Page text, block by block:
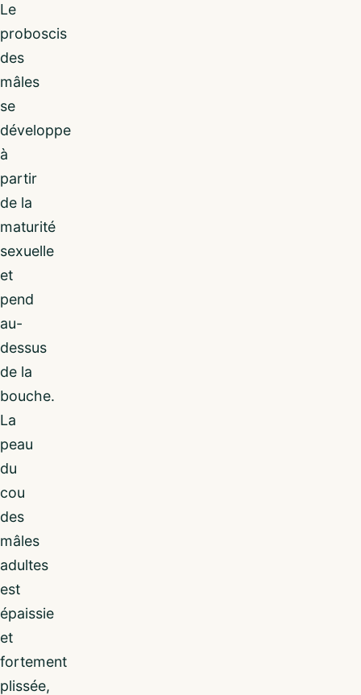
Le
proboscis
des
mâles
se
développe
à
partir
de la
maturité
sexuelle
et
pend
au-
dessus
de la
bouche.
La
peau
du
cou
des
mâles
adultes
est
épaissie
et
fortement
plissée,